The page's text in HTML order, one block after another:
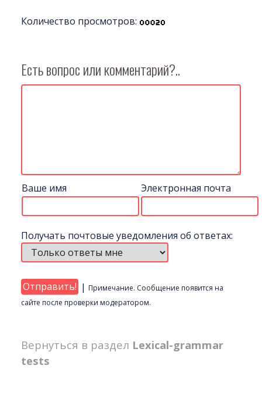
Количество просмотров:
Есть вопрос или комментарий?..
Ваше имя Электронная почта
Получать почтовые уведомления об ответах:
| Примечание. Сообщение появится на
сайте после проверки модератором.
Вернуться в раздел Lexical-grammar
tests